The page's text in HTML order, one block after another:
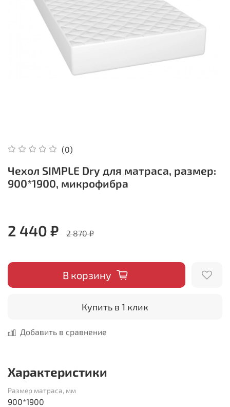
(0)
Чехол SIMPLE Dry для матраса, размер:
900*1900, микрофибра
2 440 ₽ 2 870 ₽
В корзину
Купить в 1 клик
Добавить в сравнение
Характеристики
Размер матраса, мм
900*1900